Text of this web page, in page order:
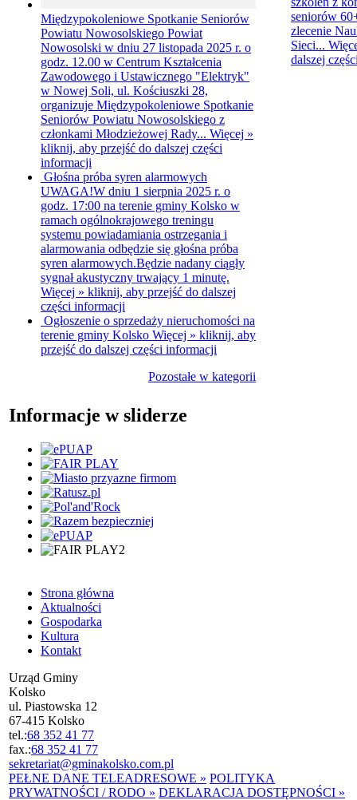
Międzypokoleniowe Spotkanie Seniorów
Powiatu Nowosolskiego Powiat
Nowosolski w dniu 27 listopada 2025 r. o
godz. 12.00 w Centrum Kształcenia
Zawodowego i Ustawicznego "Elektryk"
w Nowej Soli, ul. Kościuszki 28,
organizuje Międzypokoleniowe Spotkanie
Seniorów Powiatu Nowosolskiego z
członkami Młodzieżowej Rady... Więcej »
kliknij, aby przejść do dalszej części
informacji
Głośna próba syren alarmowych
UWAGA!W dniu 1 sierpnia 2025 r. o
godz. 17:00 na terenie gminy Kolsko w
ramach ogólnokrajowego treningu
systemu powiadamiania ostrzegania i
alarmowania odbędzie się głośna próba
syren alarmowych.Będzie nadany ciągły
sygnał akustyczny trwający 1 minutę.
Więcej » kliknij, aby przejść do dalszej
części informacji
Ogłoszenie o sprzedaży nieruchomości na
terenie gminy Kolsko Więcej » kliknij, aby
przejść do dalszej części informacji
Pozostałe w kategorii
seniorów
zlecenie
Sieci...
dalszej
Informacje w sliderze
Strona główna
Aktualności
Gospodarka
Kultura
Kontakt
Urząd Gminy
Kolsko
ul. Piastowska 12
67-415 Kolsko
tel.:68 352 41 77
fax.:68 352 41 77
sekretariat@gminakolsko.com.pl
PEŁNE DANE TELEADRESOWE » POLITYKA
PRYWATNOŚCI / RODO » DEKLARACJA DOSTĘPNOŚCI »